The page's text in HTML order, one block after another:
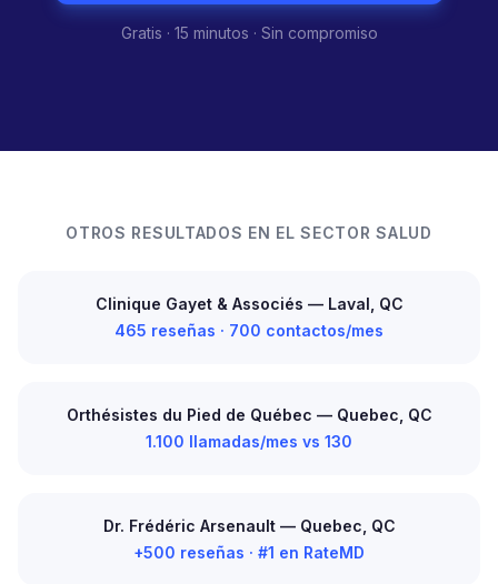
Gratis · 15 minutos · Sin compromiso
OTROS RESULTADOS EN EL SECTOR SALUD
Clinique Gayet & Associés — Laval, QC
465 reseñas · 700 contactos/mes
Orthésistes du Pied de Québec — Quebec, QC
1.100 llamadas/mes vs 130
Dr. Frédéric Arsenault — Quebec, QC
+500 reseñas · #1 en RateMD